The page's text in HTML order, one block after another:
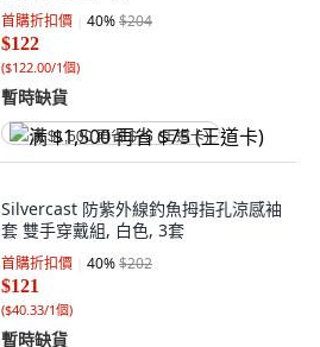
首購折扣價 40%$204
$122
($122.00/1個)
暫時缺貨
满 $1,500 再省 $75 (王道卡)
Silvercast 防紫外線釣魚拇指孔涼感袖
套 雙手穿戴組, 白色, 3套
首購折扣價 40%$202
$121
($40.33/1個)
暫時缺貨